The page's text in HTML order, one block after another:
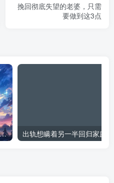
挽回彻底失望的老婆，只需
要做到这3点
54岁女人出轨自述：本以为逢场作戏